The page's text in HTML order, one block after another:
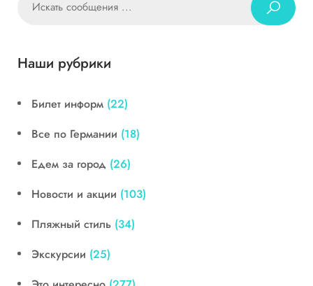
Наши рубрики
Билет информ (22)
Все по Германии (18)
Едем за город (26)
Новости и акции (103)
Пляжный стиль (34)
Экскурсии (25)